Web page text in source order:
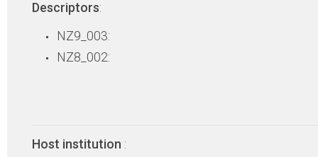
Descriptors:
NZ9_003:
NZ8_002:
Host institution :